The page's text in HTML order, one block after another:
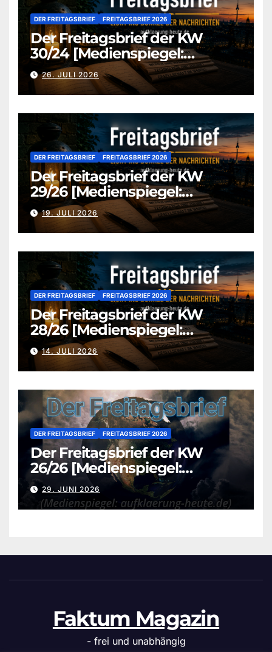
DER FREITAGSBRIEF FREITAGSBRIEF 2026
Der Freitagsbrief der KW
30/24 [Medienspiegel:
aufklaerung-heute-de]
26. JULI 2026
DER FREITAGSBRIEF FREITAGSBRIEF 2026
Der Freitagsbrief der KW
29/26 [Medienspiegel:
aufklaerung-heute.de]
19. JULI 2026
DER FREITAGSBRIEF FREITAGSBRIEF 2026
Der Freitagsbrief der KW
28/26 [Medienspiegel:
aufklaerung-heute.de]
14. JULI 2026
DER FREITAGSBRIEF FREITAGSBRIEF 2026
Der Freitagsbrief der KW
26/26 [Medienspiegel:
aufklaerung-heute.de]
29. JUNI 2026
Faktum Magazin
- frei und unabhängig